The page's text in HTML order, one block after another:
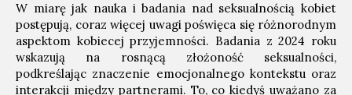
W miarę jak nauka i badania nad seksualnością kobiet
postępują, coraz więcej uwagi poświęca się różnorodnym
aspektom kobiecej przyjemności. Badania z 2024 roku
wskazują na rosnącą złożoność seksualności,
podkreślając znaczenie emocjonalnego kontekstu oraz
interakcji między partnerami. To, co kiedyś uważano za